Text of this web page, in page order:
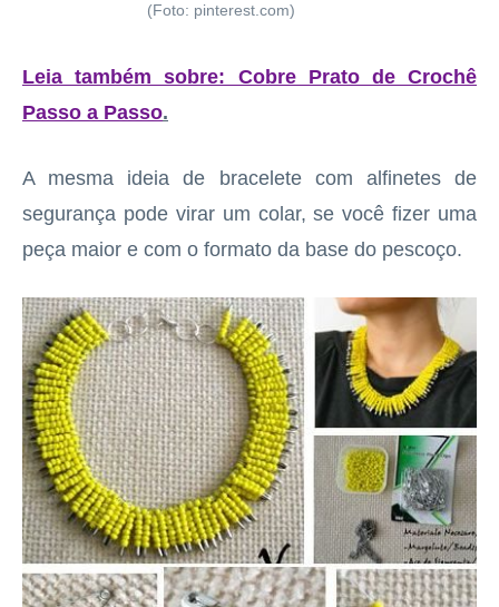
(Foto: pinterest.com)
Leia também sobre: Cobre Prato de Crochê
Passo a Passo.
A mesma ideia de bracelete com alfinetes de
segurança pode virar um colar, se você fizer uma
peça maior e com o formato da base do pescoço.